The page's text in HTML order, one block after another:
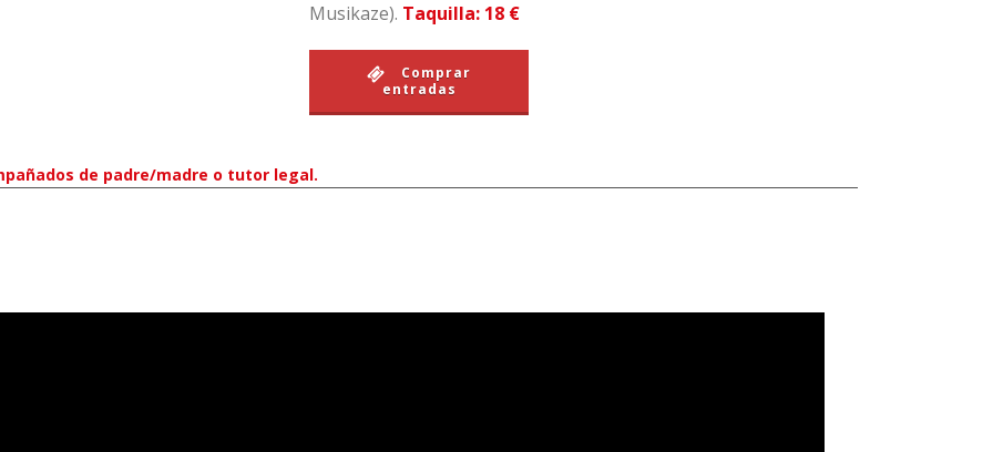
Musikaze). Taquilla: 18 €
Comprar
entradas
de padre/madre o tutor legal.